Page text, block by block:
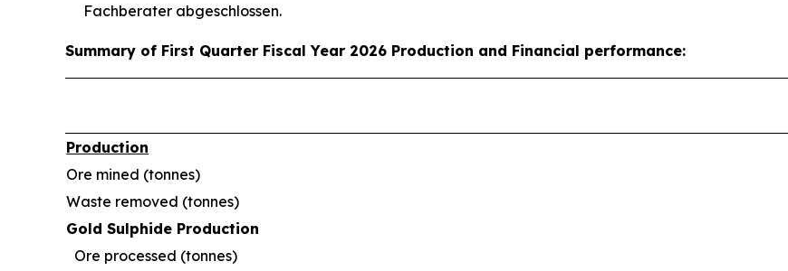
Fachberater abgeschlossen.
Summary of First Quarter Fiscal Year 2026 Production and Financial performance:
Production
Ore mined (tonnes)
Waste removed (tonnes)
Gold Sulphide Production
Ore processed (tonnes)